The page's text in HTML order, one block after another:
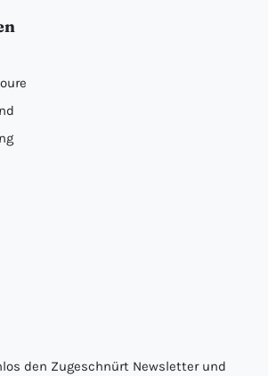
den Zugeschnürt Newsletter und